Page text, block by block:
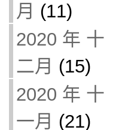
月 (11)
2020 年 十
二月 (15)
2020 年 十
一月 (21)